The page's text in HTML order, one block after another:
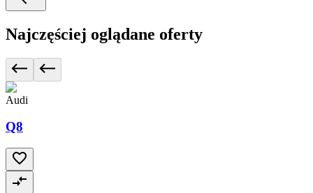
Najczęściej oglądane oferty
Audi
Q8